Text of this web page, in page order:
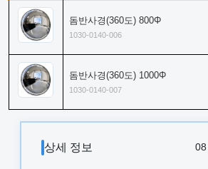
돔반사경(360도) 800Φ
1030-0140-006
돔반사경(360도) 1000Φ
1030-0140-007
상세 정보